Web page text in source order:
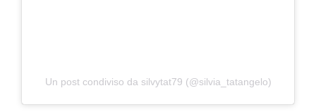
Un post condiviso da silvytat79 (@silvia_tatangelo)